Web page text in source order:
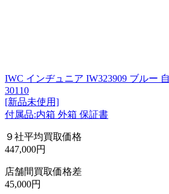
IWC インヂュニア IW323909 ブルー
30110
[新品未使用]
付属品:内箱 外箱 保証書
９社平均買取価格
447,000円
店舗間買取価格差
45,000円